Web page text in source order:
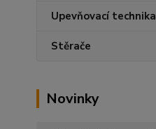
Upevňovací technika
Stěrače
Novinky